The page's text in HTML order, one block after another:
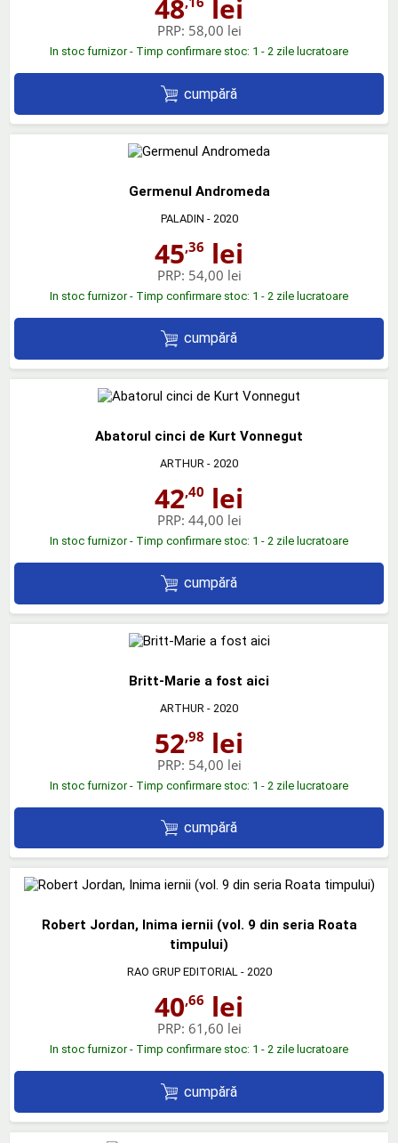
48 lei
PRP: 58,00 lei
In stoc furnizor - Timp confirmare stoc: 1 - 2 zile lucratoare
cumpără
Germenul Andromeda
PALADIN - 2020
45,36 lei
PRP: 54,00 lei
In stoc furnizor - Timp confirmare stoc: 1 - 2 zile lucratoare
cumpără
Abatorul cinci de Kurt Vonnegut
ARTHUR - 2020
42,40 lei
PRP: 44,00 lei
In stoc furnizor - Timp confirmare stoc: 1 - 2 zile lucratoare
cumpără
Britt-Marie a fost aici
ARTHUR - 2020
52,98 lei
PRP: 54,00 lei
In stoc furnizor - Timp confirmare stoc: 1 - 2 zile lucratoare
cumpără
Robert Jordan, Inima iernii (vol. 9 din seria Roata
timpului)
RAO GRUP EDITORIAL- 2020
40,66 lei
PRP: 61,60 lei
In stoc furnizor - Timp confirmare stoc: 1 - 2 zile lucratoare
cumpără